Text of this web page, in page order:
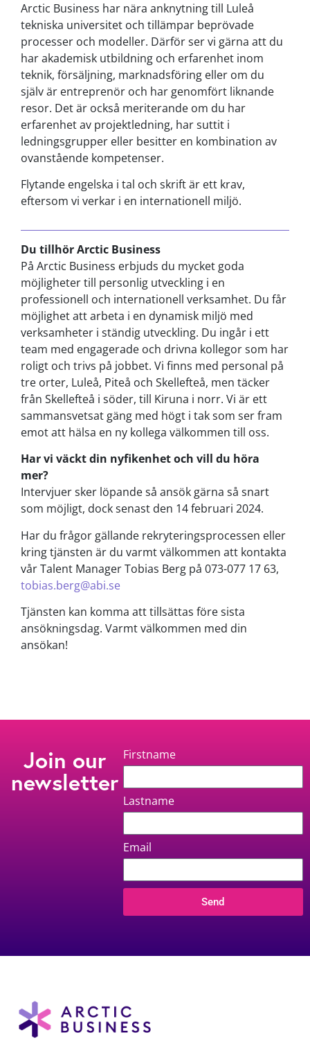
Arctic Business har nära anknytning till Luleå
tekniska universitet och tillämpar beprövade
processer och modeller. Därför ser vi gärna att du
har akademisk utbildning och erfarenhet inom
teknik, försäljning, marknadsföring eller om du
själv är entreprenör och har genomfört liknande
resor. Det är också meriterande om du har
erfarenhet av projektledning, har suttit i
ledningsgrupper eller besitter en kombination av
ovanstående kompetenser.
Flytande engelska i tal och skrift är ett krav,
eftersom vi verkar i en internationell miljö.
Du tillhör Arctic Business
På Arctic Business erbjuds du mycket goda
möjligheter till personlig utveckling i en
professionell och internationell verksamhet. Du får
möjlighet att arbeta i en dynamisk miljö med
verksamheter i ständig utveckling. Du ingår i ett
team med engagerade och drivna kollegor som har
roligt och trivs på jobbet. Vi finns med personal på
tre orter, Luleå, Piteå och Skellefteå, men täcker
från Skellefteå i söder, till Kiruna i norr. Vi är ett
sammansvetsat gäng med högt i tak som ser fram
emot att hälsa en ny kollega välkommen till oss.
Har vi väckt din nyfikenhet och vill du höra
mer?
Intervjuer sker löpande så ansök gärna så snart
som möjligt, dock senast den 14 februari 2024.
Har du frågor gällande rekryteringsprocessen eller
kring tjänsten är du varmt välkommen att kontakta
vår Talent Manager Tobias Berg på 073-077 17 63,
tobias.berg@abi.se
Tjänsten kan komma att tillsättas före sista
ansökningsdag. Varmt välkommen med din
ansökan!
Join our
newsletter
Firstname
Lastname
Email
Send